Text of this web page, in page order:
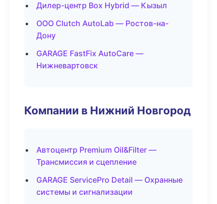
Дилер-центр Box Hybrid — Кызыл
ООО Clutch AutoLab — Ростов-на-
Дону
GARAGE FastFix AutoCare —
Нижневартовск
Компании в Нижний Новгород
Автоцентр Premium Oil&Filter —
Трансмиссия и сцепление
GARAGE ServicePro Detail — Охранные
системы и сигнализации